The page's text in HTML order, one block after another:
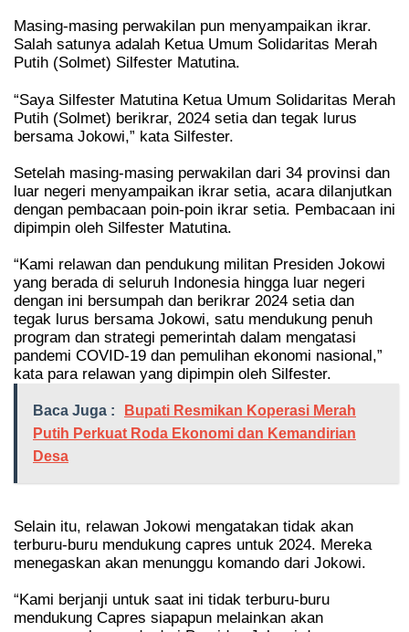
Masing-masing perwakilan pun menyampaikan ikrar.
Salah satunya adalah Ketua Umum Solidaritas Merah
Putih (Solmet) Silfester Matutina.
“Saya Silfester Matutina Ketua Umum Solidaritas Merah
Putih (Solmet) berikrar, 2024 setia dan tegak lurus
bersama Jokowi,” kata Silfester.
Setelah masing-masing perwakilan dari 34 provinsi dan
luar negeri menyampaikan ikrar setia, acara dilanjutkan
dengan pembacaan poin-poin ikrar setia. Pembacaan ini
dipimpin oleh Silfester Matutina.
“Kami relawan dan pendukung militan Presiden Jokowi
yang berada di seluruh Indonesia hingga luar negeri
dengan ini bersumpah dan berikrar 2024 setia dan
tegak lurus bersama Jokowi, satu mendukung penuh
program dan strategi pemerintah dalam mengatasi
pandemi COVID-19 dan pemulihan ekonomi nasional,”
kata para relawan yang dipimpin oleh Silfester.
Baca Juga :
Bupati Resmikan Koperasi Merah
Putih Perkuat Roda Ekonomi dan Kemandirian
Desa
Selain itu, relawan Jokowi mengatakan tidak akan
terburu-buru mendukung capres untuk 2024. Mereka
menegaskan akan menunggu komando dari Jokowi.
“Kami berjanji untuk saat ini tidak terburu-buru
mendukung Capres siapapun melainkan akan